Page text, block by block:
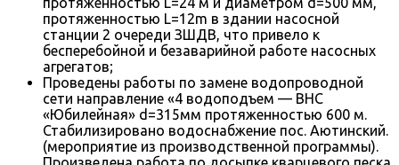
протяженностью L=12m в здании насосной
станции 2 очереди ЗШДВ, что привело к
бесперебойной и безаварийной работе насосных
агрегатов;
Проведены работы по замене водопроводной
сети направление «4 водоподъем — ВНС
«Юбилейная» d=315мм протяженностью 600 м.
Стабилизировано водоснабжение пос. Аютинский.
(мероприятие из производственной программы).